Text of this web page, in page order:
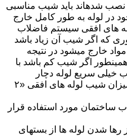
شدهاند باید شیب مناسبی
در لوله به طور کامل خارج
های افقی سیستم فاضلاب
که اگر شیب آن زیاد باشد
خارج میشود در نتیجه
اگر شیب کم باشد با
خیلی سریع لوله دچار
گرفتگی میشود.نکته:بهترین میزان شیب لوله های افقی «۲
ساختمان مورد استفاده قرار
رها شدن لوله ها از بستهای